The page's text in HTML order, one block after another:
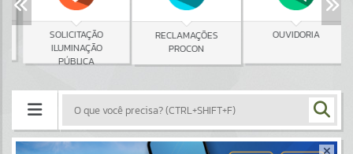
SOLICITAÇÃO
ILUMINAÇÃO
PÚBLICA
RECLAMAÇÕES
PROCON
OUVIDORIA